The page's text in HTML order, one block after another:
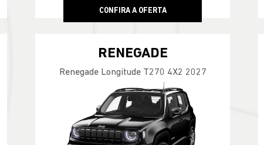
CONFIRA A OFERTA
RENEGADE
Renegade Longitude T270 4X2 2027